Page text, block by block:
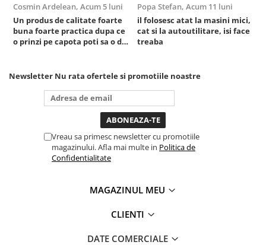
Vulcanizare
Masini de dejantat roti
Masini de echilibrat roti
Scule Vulcanizare
Cosmin Ardelean, Acum 5 luni
Un produs de calitate foarte
buna foarte practica dupa ce
o prinzi pe capota poti sa o dai
puternica si de la baterie care
tine destul de mult dar daca o
bagi la priza nu mai ai treaba
toata ziua ,ce...
Popa Stefan, Acum 11 luni
il folosesc atat la masini mici,
cat si la autoutilitare, isi face
treaba
Newsletter Nu rata ofertele si promotiile noastre
Vreau sa primesc newsletter cu promotiile
magazinului. Afla mai multe in Politica de
Confidentialitate
MAGAZINUL MEU
CLIENTI
DATE COMERCIALE